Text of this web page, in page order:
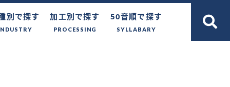
別で探す 加工別で探す
PROCESSING
50音順で探す
SYLLABARY